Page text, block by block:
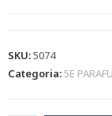
SKU:5074
Categoria:5E